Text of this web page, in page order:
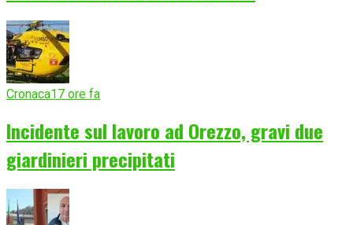
Cronaca17 ore fa
Incidente sul lavoro ad Orezzo, gravi due
giardinieri precipitati